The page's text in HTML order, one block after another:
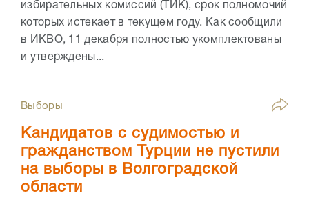
избирательных комиссий (ТИК), срок полномочий
которых истекает в текущем году. Как сообщили
в ИКВО, 11 декабря полностью укомплектованы
и утверждены...
Выборы
Кандидатов с судимостью и
гражданством Турции не пустили
на выборы в Волгоградской
области